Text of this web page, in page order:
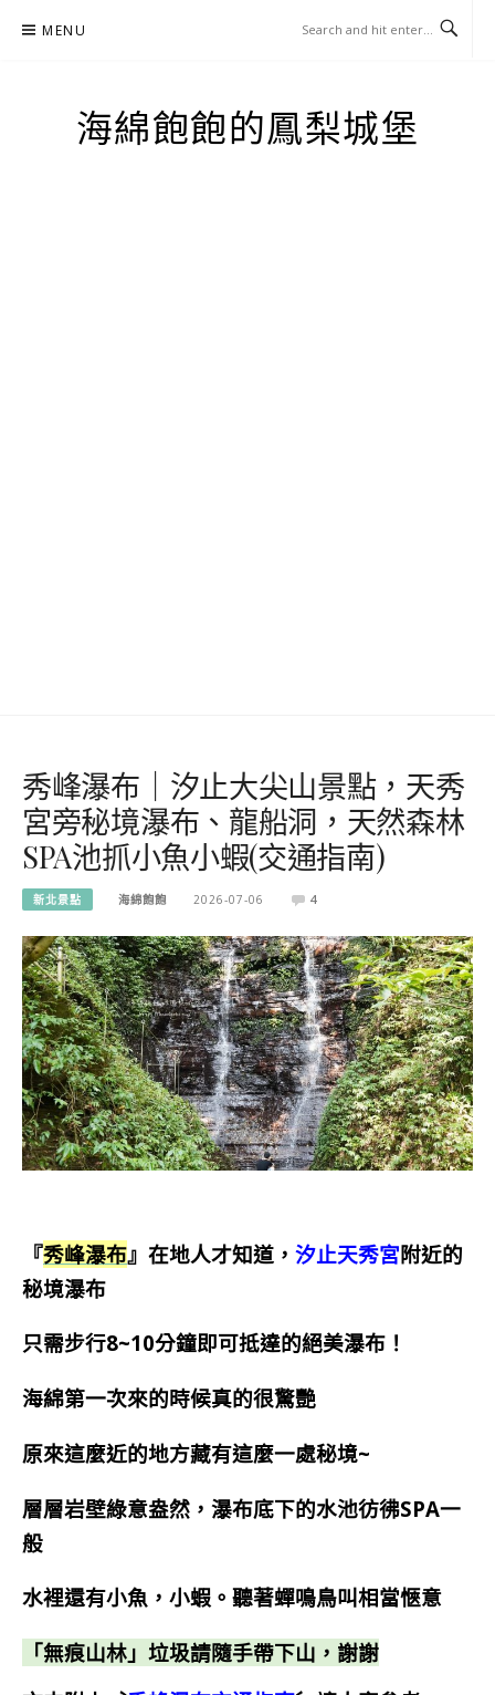
MENU
海綿飽飽的鳳梨城堡
秀峰瀑布｜汐止大尖山景點，天秀
宮旁秘境瀑布、龍船洞，天然森林
SPA池抓小魚小蝦(交通指南)
新北景點 海綿飽飽 2026-07-06 4
『秀峰瀑布』在地人才知道， 汐止天秀宮附近的
秘境瀑布
只需步行8~10分鐘即可抵達的絕美瀑布！
海綿第一次來的時候真的很驚艷
原來這麼近的地方藏有這麼一處秘境~
層層岩壁綠意盎然，瀑布底下的水池彷彿SPA一
般
水裡還有小魚，小蝦。聽著蟬鳴鳥叫相當愜意
「無痕山林」垃圾請隨手帶下山，謝謝